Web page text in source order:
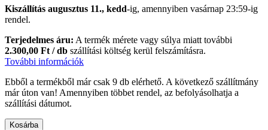
Kiszállítás augusztus 11., kedd-ig, amennyiben vasárnap 23:59-ig
rendel.
Terjedelmes áru: A termék mérete vagy súlya miatt további
2.300,00 Ft / db szállítási költség kerül felszámításra.
További információk
Ebből a termékből már csak 9 db elérhető. A következő szállítmány
már úton van! Amennyiben többet rendel, az befolyásolhatja a
szállítási dátumot.
Kosárba